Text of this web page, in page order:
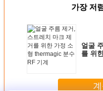
가장 저
얼굴
를 위